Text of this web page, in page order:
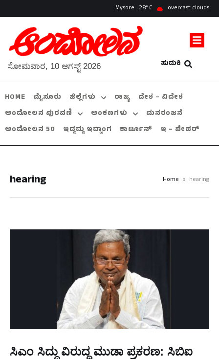
Mysore 28 overcast clouds
ಹುಡುಕಿ
ಸೋಮವಾರ, 10 ಆಗಸ್ಟ್ 2026
HOME ಮೈಸೂರು ಜಿಲ್ಲೆಗಳು ರಾಜ್ಯ
ದೇಶ – ವಿದೇಶ
ಆಂದೋಲನ ಪುರವಣಿ
ಅಂಕಣಗಳು
ಮನರಂಜನೆ
ಆಂದೋಲನ 50
ಇದ್ದದ್ದು ಇದ್ಹಾಂಗ ಕಾರ್ಟೂನ್ ಇ – ಪೇಪರ್
hearing Home hearing
ಸಿಎಂ ಸಿದ್ದು ವಿರುದ್ಧ ಮುಡಾ ಪ್ರಕರಣ: ಸಿಬಿಐ